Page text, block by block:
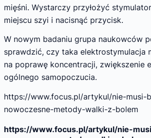
mięśni. Wystarczy przyłożyć
miejscu szyi i nacisnąć przycisk.
W nowym badaniu grupa naukowców
sprawdzić, czy taka elektrostymulacja
na poprawę koncentracji, zwiększenie
ogólnego samopoczucia.
https://www.focus.pl/artykul/nie-musi-
nowoczesne-metody-walki-z-bolem
https://www.focus.pl/artykul/nie-